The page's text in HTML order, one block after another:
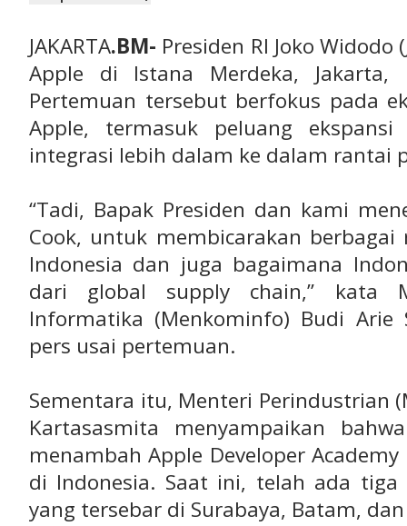
JAKARTA.BM- Presiden RI Joko
Apple di Istana Merdeka, Jakarta,
Pertemuan tersebut berfokus pada
Apple, termasuk peluang
integrasi lebih dalam ke dalam rantai
“Tadi, Bapak Presiden dan kami
Cook, untuk membicarakan
Indonesia dan juga bagaimana
dari global supply chain,” kata
Informatika (Menkominfo) Budi Arie
pers usai pertemuan.
Sementara itu, Menteri Perindustrian
Kartasasmita menyampaikan
menambah Apple Developer
di Indonesia. Saat ini, telah ada tiga
yang tersebar di Surabaya, Batam,